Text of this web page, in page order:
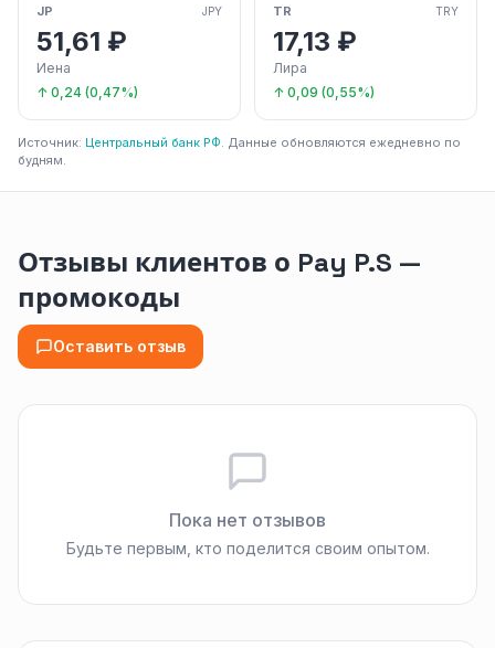
JP JPY
51,61 ₽
Иена
↑ 0,24 (0,47%)
TR TRY
17,13 ₽
Лира
↑ 0,09 (0,55%)
Источник: Центральный банк РФ. Данные обновляются ежедневно по
будням.
Отзывы клиентов о Pay P.S —
промокоды
Оставить отзыв
Пока нет отзывов
Будьте первым, кто поделится своим опытом.